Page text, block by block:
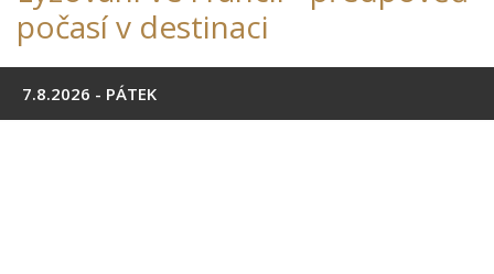
počasí v destinaci
7.8.2026 - PÁTEK